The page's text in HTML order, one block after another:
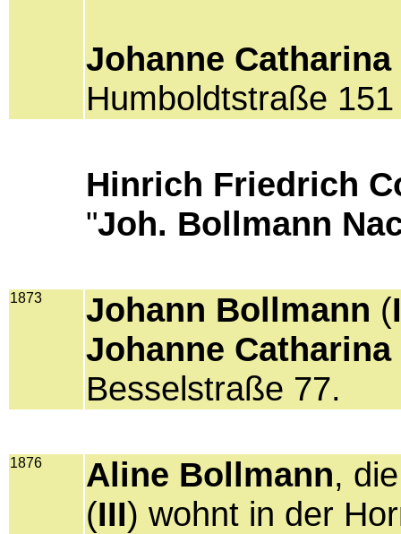
Johanne
Humboldtstraße
Hinrich Friedrich
"Joh. Bollmann
1873 Johann Bollmann (
Johanne
Besselstraße 77.
1876 Aline Bollmann,
(III) wohnt in der